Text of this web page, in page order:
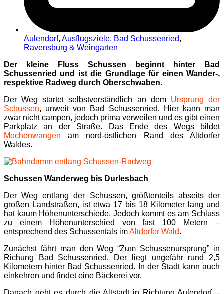
Aulendorf, Ausflugsziele, Bad Schussenried,
Ravensburg & Weingarten
Der kleine Fluss Schussen beginnt hinter Bad
Schussenried und ist die Grundlage für einen Wander-,
respektive Radweg durch Oberschwaben.
Der Weg startet selbstverständlich an dem Ursprung der
Schussen, unweit von Bad Schussenried. Hier kann man
zwar nicht campen, jedoch prima verweilen und es gibt einen
Parkplatz an der Straße. Das Ende des Wegs bildet
Mochenwangen am nord-östlichen Rand des Altdorfer
Waldes.
Schussen Wanderweg bis Durlesbach
Der Weg entlang der Schussen, größtenteils abseits der
großen Landstraßen, ist etwa 17 bis 18 Kilometer lang und
hat kaum Höhenunterschiede. Jedoch kommt es am Schluss
zu einem Höhenunterschied von fast 100 Metern –
entsprechend des Schussentals imAltdorfer Wald.
Zunächst fährt man den Weg “Zum Schussenursprung” in
Richung Bad Schussenried. Der liegt ungefähr rund 2,5
Kilometern hinter Bad Schussenried. In der Stadt kann auch
einkehren und findet eine Bäckerei vor.